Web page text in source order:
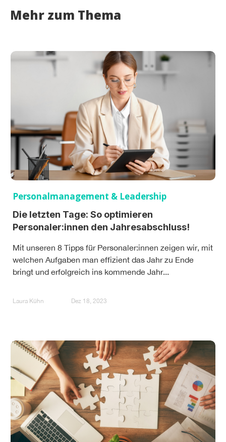
Mehr zum Thema
Personalmanagement & Leadership
Die letzten Tage: So optimieren
Personaler:innen den Jahresabschluss!
Mit unseren 8 Tipps für Personaler:innen zeigen wir, mit
welchen Aufgaben man effizient das Jahr zu Ende
bringt und erfolgreich ins kommende Jahr...
Laura Kühn Dez 18, 2023